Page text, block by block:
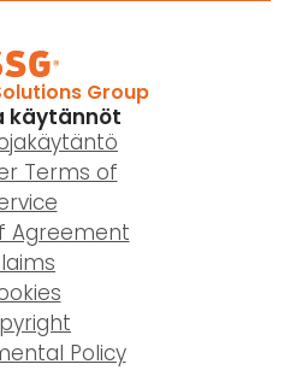
Group
käytännöt
Terms of
Agreement
Policy